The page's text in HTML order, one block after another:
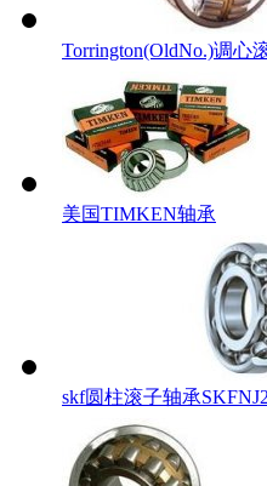
Torrington(OldNo.)调心
美国TIMKEN轴承
skf圆柱滚子轴承